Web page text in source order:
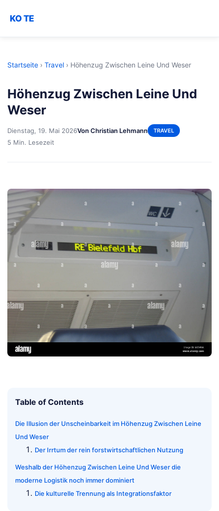
KO TE
Startseite › Travel › Höhenzug Zwischen Leine Und Weser
Höhenzug Zwischen Leine Und
Weser
Dienstag, 19. Mai 2026Von Christian Lehmann TRAVEL
5 Min. Lesezeit
Table of Contents
Die Illusion der Unscheinbarkeit im Höhenzug Zwischen Leine
Und Weser
Der Irrtum der rein forstwirtschaftlichen Nutzung
Weshalb der Höhenzug Zwischen Leine Und Weser die
moderne Logistik noch immer dominiert
Die kulturelle Trennung als Integrationsfaktor